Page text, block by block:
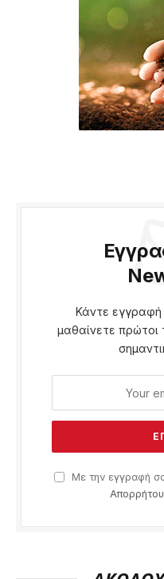
Κάντε εγγραφή
μαθαίνετε πρώτοι
Με την εγγραφή
Απορρήτου